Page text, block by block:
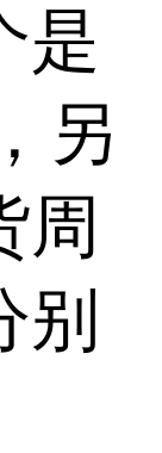
是
另
周
别